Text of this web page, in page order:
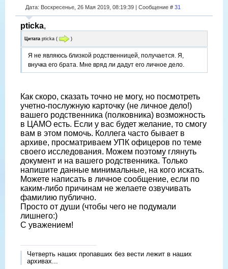
Дата: Воскресенье, 26 Мая 2019, 08:19:39 | Сообщение # 31
pticka,
Цитата pticka ( )
Я не являюсь близкой родственницей, получается. Я,
внучка его брата. Мне вряд ли дадут его личное дело.
Как скоро, сказать точно не могу, но посмотреть
учетно-послужную карточку (не личное дело!)
вашего родственника (полковника) возможность
в ЦАМО есть. Если у вас будет желание, то смогу
вам в этом помочь. Коллега часто бывает в
архиве, просматриваем УПК офицеров по теме
своего исследования. Можем поэтому глянуть
документ и на вашего родственника. Только
напишите данные минимальные, на кого искать.
Можете написать в личное сообщение, если по
каким-либо причинам не желаете озвучивать
фамилию публично.
Просто от души (чтобы чего не подумали
лишнего:)
С уважением!
Четверть наших пропавших без вести лежит в наших
архивах...